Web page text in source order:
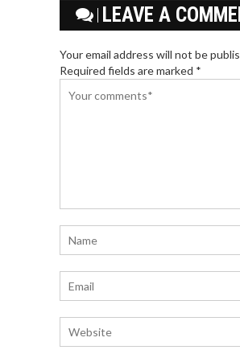
LEAVE A
Your email address will not be
Required fields are marked *